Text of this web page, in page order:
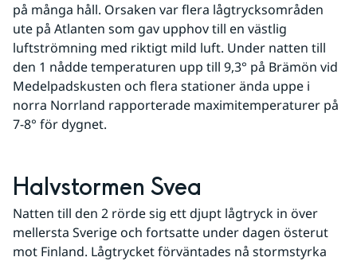
på många håll. Orsaken var flera lågtrycksområden
ute på Atlanten som gav upphov till en västlig
luftströmning med riktigt mild luft. Under natten till
den 1 nådde temperaturen upp till 9,3° på Brämön vid
Medelpadskusten och flera stationer ända uppe i
norra Norrland rapporterade maximitemperaturer på
7-8° för dygnet.
Halvstormen Svea
Natten till den 2 rörde sig ett djupt lågtryck in över
mellersta Sverige och fortsatte under dagen österut
mot Finland. Lågtrycket förväntades nå stormstyrka